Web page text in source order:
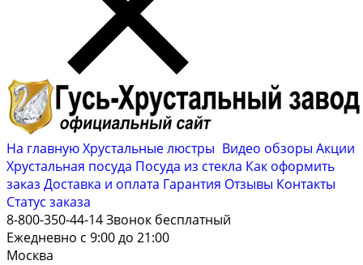
На главнуюХрустальные люстры Видео обзоры Акции
Хрустальная посуда Посуда из стекла Как оформить
заказ Доставка и оплата Гарантия Отзывы Контакты
Cтатус заказа
8-800-350-44-14Звонок бесплатный
Ежедневно с 9:00 до 21:00
Москва